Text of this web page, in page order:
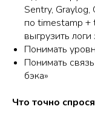
Sentry, Graylog,
по timestamp +
выгрузить
Понимать
Понимать
бэка»
Что точно